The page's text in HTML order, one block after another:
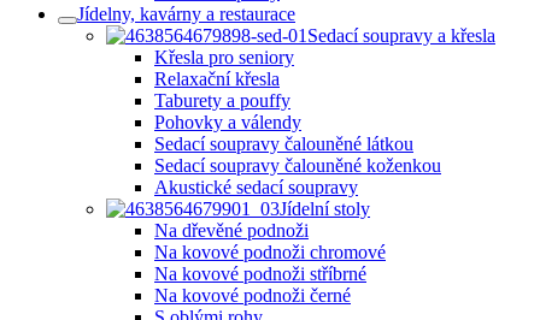
Jídelny, kavárny a restaurace
Sedací soupravy a křesla
Křesla pro seniory
Relaxační křesla
Taburety a pouffy
Pohovky a válendy
Sedací soupravy čalouněné látkou
Sedací soupravy čalouněné koženkou
Akustické sedací soupravy
Jídelní stoly
Na dřevěné podnoži
Na kovové podnoži chromové
Na kovové podnoži stříbrné
Na kovové podnoži černé